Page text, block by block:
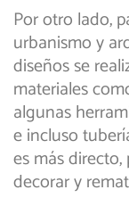
Por otro lado,
urbanismo y
diseños se
materiales
algunas
e incluso
es más
decorar y